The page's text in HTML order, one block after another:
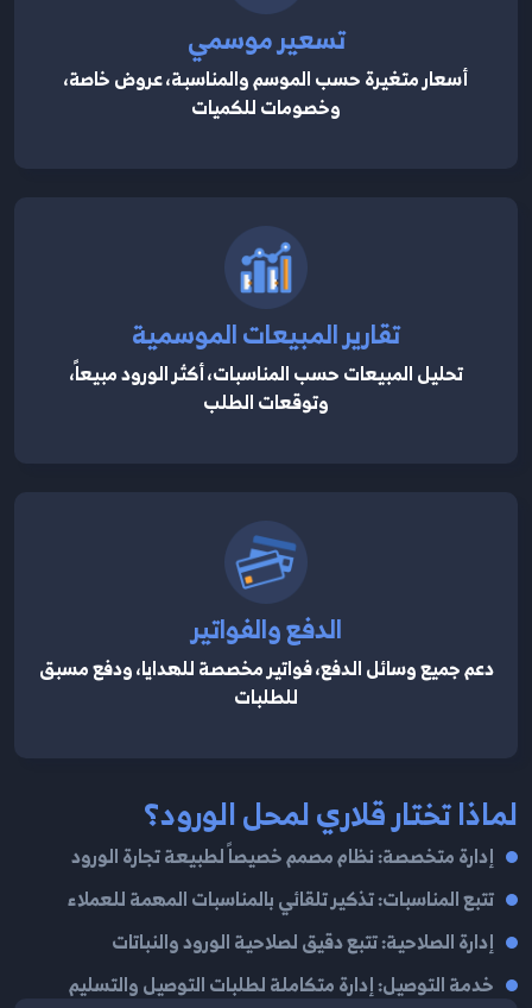
تسعير موسمي
أسعار متغيرة حسب الموسم والمناسبة، عروض خاصة،
وخصومات للكميات
تقارير المبيعات الموسمية
تحليل المبيعات حسب المناسبات، أكثر الورود مبيعاً،
وتوقعات الطلب
الدفع والفواتير
دعم جميع وسائل الدفع، فواتير مخصصة للهدايا، ودفع مسبق
للطلبات
لماذا تختار قلاري لمحل الورود؟
إدارة متخصصة: نظام مصمم خصيصاً لطبيعة تجارة الورود
تتبع المناسبات: تذكير تلقائي بالمناسبات المهمة للعملاء
إدارة الصلاحية: تتبع دقيق لصلاحية الورود والنباتات
خدمة التوصيل: إدارة متكاملة لطلبات التوصيل والتسليم